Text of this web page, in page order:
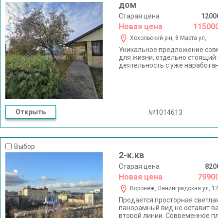
дом
Старая цена
Новая цена
Хохольский р-н, 8 Марта ул,
Уникальное предложение
для жизни, отдельно
деятельность с уже
прекрасной возможностью
города , всего 20 минут на
землю, природу и сельский
граничит с лесополосой.
Возможность размещения
всей полноты не отображают.
скважина 70 метров, газ, дом
для домашней птицы и
обмен на квартиру
просьба о просмотре
крайне не удобно и не
Открыть №1014613
Выбор
2-к.кв
Старая цена
Новая цена
Воронеж, Ленинградская ул,
Продается просторная
панорамный вид не оставит
второй линии. Современное